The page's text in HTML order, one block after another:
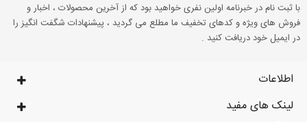
با ثبت نام در خبرنامه اولین نفری خواهید بود که از آخرین محصولات ، اخبار و
فروش های ویژه و کدهای تخفیف ما مطلع می گردید ، پیشنهادات شگفت انگیز را
در ایمیل خود دریافت کنید .
اطلاعات
لینک های مفید